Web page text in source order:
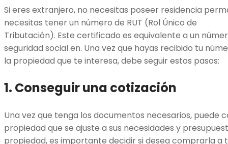
Si eres extranjero, no necesitas poseer residencia
necesitas tener un número de RUT (Rol Único de
Tributación). Este certificado es equivalente a un
seguridad social en. Una vez que hayas recibido tu
la propiedad que te interesa, debe seguir estos pasos:
1. Conseguir una cotización
Una vez que tenga los documentos necesarios, puede
propiedad que se ajuste a sus necesidades y
propiedad, es importante decidir si desea comprarla a